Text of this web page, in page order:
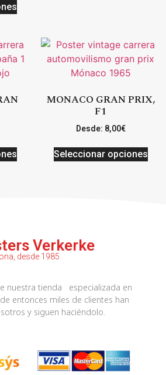
MONACO GRAN PRIX,
F1
Desde: 8,00€
Seleccionar opciones
Verkerke
desde 1985
nuestra tienda especializada en
entonces miles de clientes han
y siguen haciéndolo.